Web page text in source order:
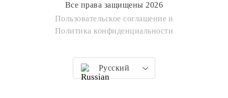
Все права защищены 2026
Пользовательское соглашение и
Политика конфиденциальности
Русский